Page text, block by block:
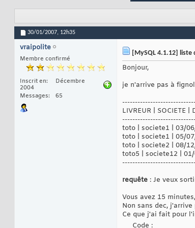
30/01/2007, 12h35
vraipolite
Membre confirmé
Inscrit en
Décembre
2004
Messages
65
[MySQL 4.1.12]
Bonjour,
je n'arrive pas à
LIVREUR | SOCIETE |
toto | societe1 | 03/06/
toto | societe1 | 05/07/
toto | societe2 | 08/12/
toto5 | societe12 | 01/
requête : Je veux
Vous avez 15
Non sans dec,
Ce que j'ai fait pour
Code :